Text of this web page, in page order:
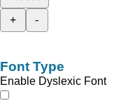
+
-
Font Type
Enable Dyslexic Font